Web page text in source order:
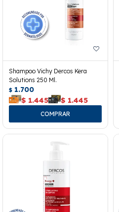
Shampoo Vichy Dercos Kera
Solutions 250 Ml.
$ 1.700
$ 1.445 $ 1.445